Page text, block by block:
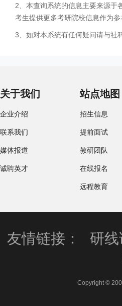
2、本查询系统的信息主要来源于
考生提供更多考研院校信息作为参
3、如对本系统有任何疑问请与社
关于我们
企业介绍
联系我们
媒体报道
诚聘英才
站点地图
招生信息
提前面试
教研团队
在线报名
远程教育
友情链接： 研
Copyright ©